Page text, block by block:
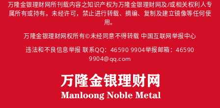
万隆金银理财网所刊载内容之知识产权为万隆金银理财网及/或相关权利人专
属所有或持有。未经许可，禁止进行转载、摘编、复制及建立镜像等任何使
用。
万隆金银理财网权所有©未经同意不得转载 中国互联网举报中心
违法和不良信息举报 联系QQ：46590 9904举报邮箱：46590
9904@qq.com